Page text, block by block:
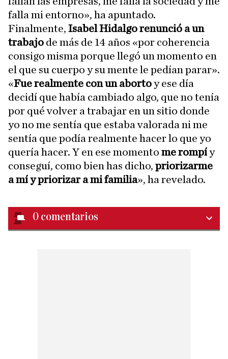
falla mi entorno», ha apuntado.
Finalmente, Isabel Hidalgo renunció a un
trabajo de más de 14 años «por coherencia
consigo misma porque llegó un momento en
el que su cuerpo y su mente le pedían parar».
«Fue realmente con un abortoy ese día
decidí que había cambiado algo, que no tenía
por qué volver a trabajar en un sitio donde
yo no me sentía que estaba valorada ni me
sentía que podía realmente hacer lo que yo
quería hacer. Y en ese momento me rompíy
conseguí, como bien has dicho, priorizarme
a mí y priorizar a mi familia», ha revelado.
0 comentarios